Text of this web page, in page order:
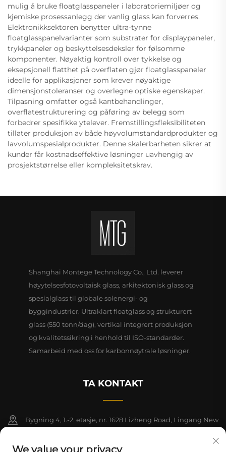
mulig å bruke floatglasspaneler i laboratoriemiljøer og
kjemiske prosessanlegg der vanlig glass kan forverres.
Elektronikksektoren benytter ultra-tynne
floatglasspanelvarianter som substrater for displaypaneler,
trykkpaneler og beskyttelsesdeksler for følsomme
komponenter. Nøyaktig kontroll over tykkelse og
eksepsjonell flatthet på overflaten gjør floatglasspaneler
ideelle for applikasjoner som krever nøyaktige
dimensjonstoleranser og overlegne optiske egenskaper.
Tilpasning omfatter også kantbehandlinger,
overflatestrukturering og påføring av belegg som
forbedrer spesifikke ytelever. Fremstillingsfleksibiliteten
tillater produksjon av både høyvolumstandardprodukter og
lavvolumspesialprodukter. Denne skalerbarheten sikrer at
kunder får kostnadseffektive løsninger uavhengig av
prosjektstørrelse eller kompleksitetskrav.
Shanghai Montege Technology Co., Ltd. leverer
høyytelsesfotovoltaisk glass, arkitektonisk glass og
spesialglass til globale solenergi- og
byggindustrier. Ultraklart floatglass og strukturert
glass (550 tonn/dag), vertikal integrert produksjon
og kvalitetssikring i henhold til ISO-standarder.
Samarbeid med oss for karbonnøytrale løsninger.
TA KONTAKT
Bygning 4, 1.-2. etasje, nr. 1628 Lizheng Road, Lingang New
We value your privacy